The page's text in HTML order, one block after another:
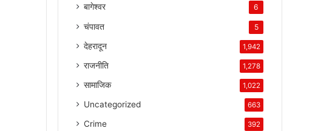
बागेश्वर 6
चंपावत 5
देहरादून 1,942
राजनीति 1,278
सामाजिक 1,022
Uncategorized 663
Crime 392